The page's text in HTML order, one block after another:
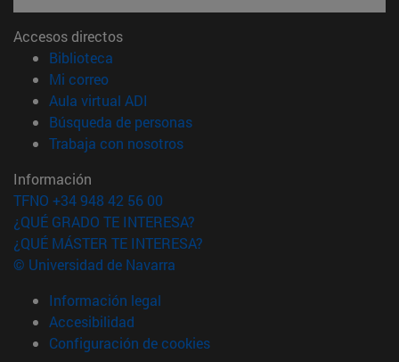
Accesos directos
Biblioteca
Mi correo(abre en nueva ventana)
Aula virtual ADI
Búsqueda de personas(abre en nueva ventana)
Trabaja con nosotros(abre en nueva ventana)
Información
TFNO +34 948 42 56 00
¿QUÉ GRADO TE INTERESA?
¿QUÉ MÁSTER TE INTERESA?
© Universidad de Navarra
Información legal
Accesibilidad
Configuración de cookies